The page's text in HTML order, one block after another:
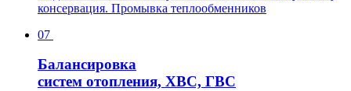
консервация. Промывка теплообменников
07
Балансировка
систем отопления, ХВС, ГВС